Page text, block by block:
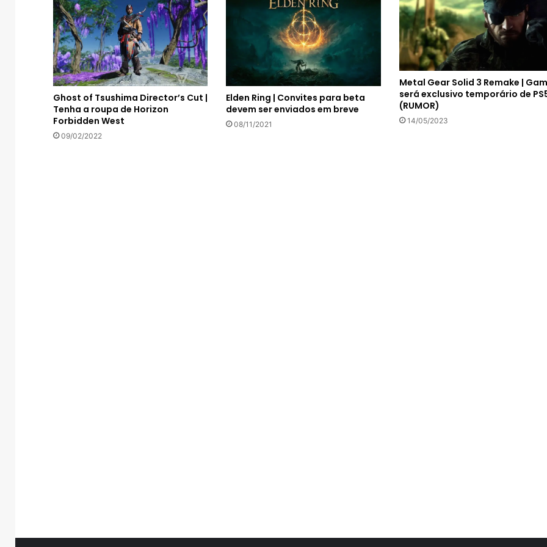
Ghost of Tsushima Director’s Cut |
Tenha a roupa de Horizon
Forbidden West
09/02/2022
Elden Ring | Convites para beta
devem ser enviados em breve
08/11/2021
Metal Gear Solid 3 Remake |
será exclusivo temporário de
(RUMOR)
14/05/2023